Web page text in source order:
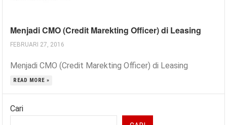
Menjadi CMO (Credit Marekting Officer) di Leasing
FEBRUARI 27, 2016
Menjadi CMO (Credit Marekting Officer) di Leasing
READ MORE »
Cari